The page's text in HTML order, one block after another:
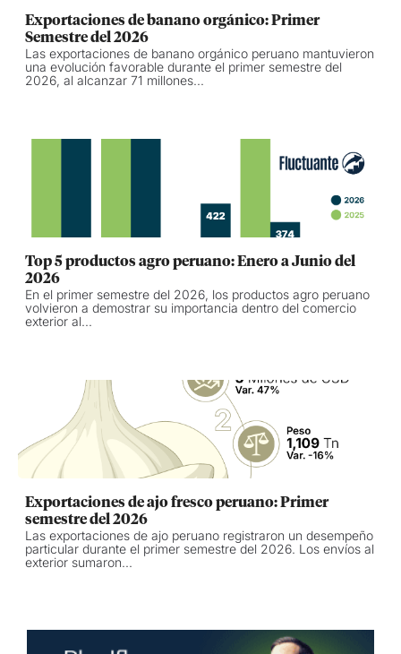
Exportaciones de banano orgánico: Primer
Semestre del 2026
Las exportaciones de banano orgánico peruano mantuvieron
una evolución favorable durante el primer semestre del
2026, al alcanzar 71 millones...
Top 5 productos agro peruano: Enero a Junio del
2026
En el primer semestre del 2026, los productos agro peruano
volvieron a demostrar su importancia dentro del comercio
exterior al...
Exportaciones de ajo fresco peruano: Primer
semestre del 2026
Las exportaciones de ajo peruano registraron un desempeño
particular durante el primer semestre del 2026. Los envíos al
exterior sumaron...